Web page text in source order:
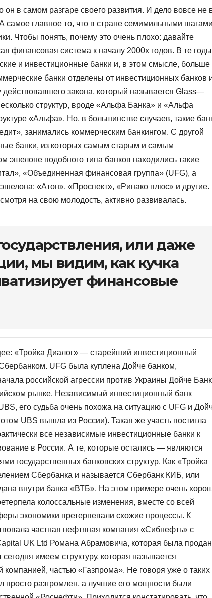
он в самом разгаре своего развития. И дело вовсе не
самое главное то, что в стране семимильными шагами
Чтобы понять, почему это очень плохо: давайте
финансовая система к началу 2000х годов. В те годы
и инвестиционные банки и, в этом смысле, больше
банки отделены от инвестиционных банков
закона, который называется Glass—
структур, вроде «Альфа Банка» и «Альфа
«Альфа». Но, в большинстве случаев, такие
занимались коммерческим банкингом. С другой
банки, из которых самым старым и самым
эшелоне подобного типа банков находились такие
«Объединенная финансовая группа» (UFG), а
«Атон», «Проспект», «Ринако плюс» и другие.
на свою молодость, активно развивалась.
или даже
мы видим, как кучка
финансовые
«Тройка Диалог» — старейший инвестиционный
UFG была куплена Дойче банком,
российской агрессии против Украины Дойче Банк
рынке. Независимый инвестиционный банк
его судьба очень похожа на ситуацию с UFG и
UBS вышла из России). Такая же участь постигла
все независимые инвестиционные банки к
в России. А те, которые остались — являются
государственных банковских структур. Как «Тройка
Сбербанка и называется Сбербанк КИБ, или
внутри банка «ВТБ». На этом примере очень
колоссальные изменения, вместе со всей
экономики претерпевали схожие процессы. К
частная нефтяная компания «Сибнефть» с
UK Ltd Романа Абрамовича, которая была
имеем структуру, которая называется
компанией, частью «Газпрома». Не говоря уже о таких
разгромлен, а лучшие его мощности были